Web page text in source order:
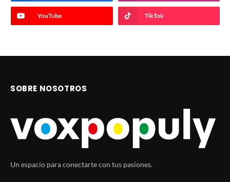
YouTube TikTok
SOBRE NOSOTROS
Un espacio para conectarte con tus pasiones.